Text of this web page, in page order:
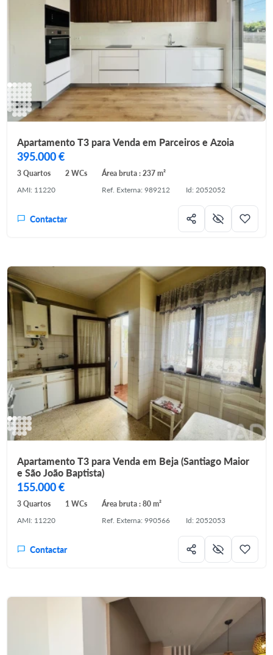
Apartamento T3 para Venda em Parceiros e Azoia
395.000 €
3 Quartos 2 WCs
Área bruta : 237 m²
AMI: 11220
Ref. Externa: 989212 Id: 2052052
Contactar
Apartamento T3 para Venda em Beja (Santiago Maior
e São João Baptista)
155.000 €
3 Quartos 1 WCs
Área bruta : 80 m²
AMI: 11220
Ref. Externa: 990566 Id: 2052053
Contactar